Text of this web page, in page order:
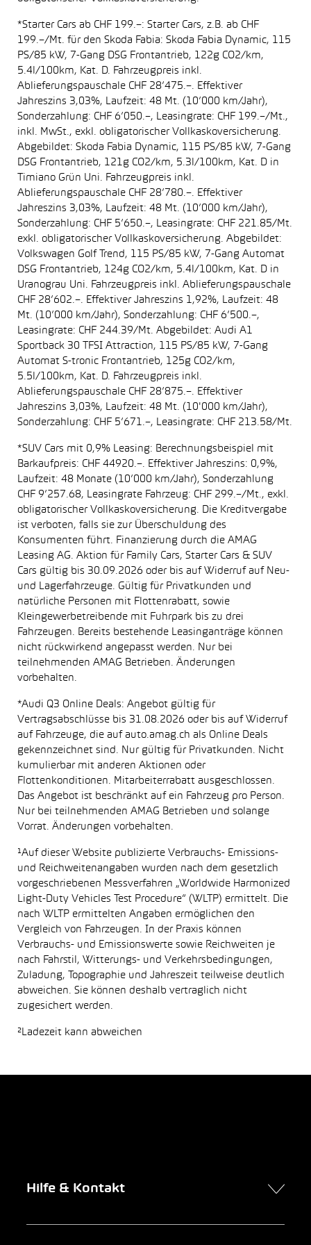
*Starter Cars ab CHF 199.–: Starter Cars, z.B. ab CHF
199.–/Mt. für den Skoda Fabia: Skoda Fabia Dynamic, 115
PS/85 kW, 7-Gang DSG Frontantrieb, 122g CO2/km,
5.4l/100km, Kat. D. Fahrzeugpreis inkl.
Ablieferungspauschale CHF 28’475.–. Effektiver
Jahreszins 3,03%, Laufzeit: 48 Mt. (10’000 km/Jahr),
Sonderzahlung: CHF 6’050.–, Leasingrate: CHF 199.–/Mt.,
inkl. MwSt., exkl. obligatorischer Vollkaskoversicherung.
Abgebildet: Skoda Fabia Dynamic, 115 PS/85 kW, 7-Gang
DSG Frontantrieb, 121g CO2/km, 5.3l/100km, Kat. D in
Timiano Grün Uni. Fahrzeugpreis inkl.
Ablieferungspauschale CHF 28’780.–. Effektiver
Jahreszins 3,03%, Laufzeit: 48 Mt. (10’000 km/Jahr),
Sonderzahlung: CHF 5’650.–, Leasingrate: CHF 221.85/Mt.
exkl. obligatorischer Vollkaskoversicherung. Abgebildet:
Volkswagen Golf Trend, 115 PS/85 kW, 7-Gang Automat
DSG Frontantrieb, 124g CO2/km, 5.4l/100km, Kat. D in
Uranograu Uni. Fahrzeugpreis inkl. Ablieferungspauschale
CHF 28’602.–. Effektiver Jahreszins 1,92%, Laufzeit: 48
Mt. (10’000 km/Jahr), Sonderzahlung: CHF 6’500.–,
Leasingrate: CHF 244.39/Mt. Abgebildet: Audi A1
Sportback 30 TFSI Attraction, 115 PS/85 kW, 7-Gang
Automat S-tronic Frontantrieb, 125g CO2/km,
5.5l/100km, Kat. D. Fahrzeugpreis inkl.
Ablieferungspauschale CHF 28’875.–. Effektiver
Jahreszins 3,03%, Laufzeit: 48 Mt. (10'000 km/Jahr),
Sonderzahlung: CHF 5’671.–, Leasingrate: CHF 213.58/Mt.
*SUV Cars mit 0,9% Leasing: Berechnungsbeispiel mit
Barkaufpreis: CHF 44920.–. Effektiver Jahreszins: 0,9%,
Laufzeit: 48 Monate (10’000 km/Jahr), Sonderzahlung
CHF 9’257.68, Leasingrate Fahrzeug: CHF 299.–/Mt., exkl.
obligatorischer Vollkaskoversicherung. Die Kreditvergabe
ist verboten, falls sie zur Überschuldung des
Konsumenten führt. Finanzierung durch die AMAG
Leasing AG. Aktion für Family Cars, Starter Cars & SUV
Cars gültig bis 30.09.2026 oder bis auf Widerruf auf Neu-
und Lagerfahrzeuge. Gültig für Privatkunden und
natürliche Personen mit Flottenrabatt, sowie
Kleingewerbetreibende mit Fuhrpark bis zu drei
Fahrzeugen. Bereits bestehende Leasinganträge können
nicht rückwirkend angepasst werden. Nur bei
teilnehmenden AMAG Betrieben. Änderungen
vorbehalten.
*Audi Q3 Online Deals: Angebot gültig für
Vertragsabschlüsse bis 31.08.2026 oder bis auf Widerruf
auf Fahrzeuge, die auf auto.amag.ch als Online Deals
gekennzeichnet sind. Nur gültig für Privatkunden. Nicht
kumulierbar mit anderen Aktionen oder
Flottenkonditionen. Mitarbeiterrabatt ausgeschlossen.
Das Angebot ist beschränkt auf ein Fahrzeug pro Person.
Nur bei teilnehmenden AMAG Betrieben und solange
Vorrat. Änderungen vorbehalten.
¹Auf dieser Website publizierte Verbrauchs- Emissions-
und Reichweitenangaben wurden nach dem gesetzlich
vorgeschriebenen Messverfahren „Worldwide Harmonized
Light-Duty Vehicles Test Procedure“ (WLTP) ermittelt. Die
nach WLTP ermittelten Angaben ermöglichen den
Vergleich von Fahrzeugen. In der Praxis können
Verbrauchs- und Emissionswerte sowie Reichweiten je
nach Fahrstil, Witterungs- und Verkehrsbedingungen,
Zuladung, Topographie und Jahreszeit teilweise deutlich
abweichen. Sie können deshalb vertraglich nicht
zugesichert werden.
²Ladezeit kann abweichen
Hilfe & Kontakt